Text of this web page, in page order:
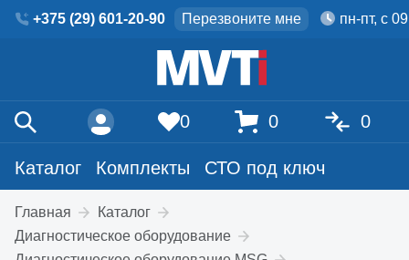
+375 (29) 601-20-90 Перезвоните мне пн-пт, с
Каталог Комплекты СТО под ключ
0 0 0
Главная
Каталог
Диагностическое оборудование